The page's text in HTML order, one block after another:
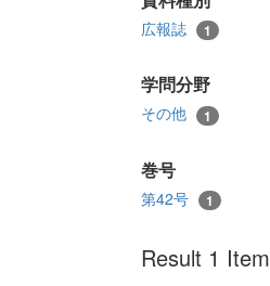
広報誌 1
学問分野
その他 1
巻号
第42号 1
Result 1 Item